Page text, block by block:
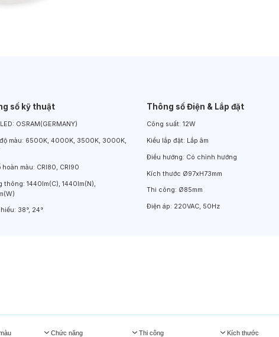
số kỹ thuật
OSRAM(GERMANY)
màu: 6500K, 4000K, 3500K, 3000K,
hoàn màu: CRI80, CRI90
thông: 1440lm(C), 1440lm(N),
38°, 24°
Thông số Điện & Lắp đặt
Công suất:12W
Kiểu lắp đặt: Lắp âm
Điều hướng: Có chỉnh hướng
Kích thước Ø97xH73mm
Thi công: Ø85mm
Điện áp: 220VAC, 50Hz
Chức năng Thi công Kích thước